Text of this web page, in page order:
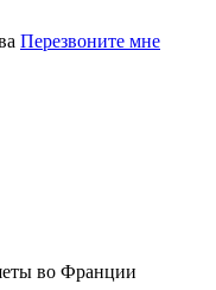
Перезвоните мне
во Франции